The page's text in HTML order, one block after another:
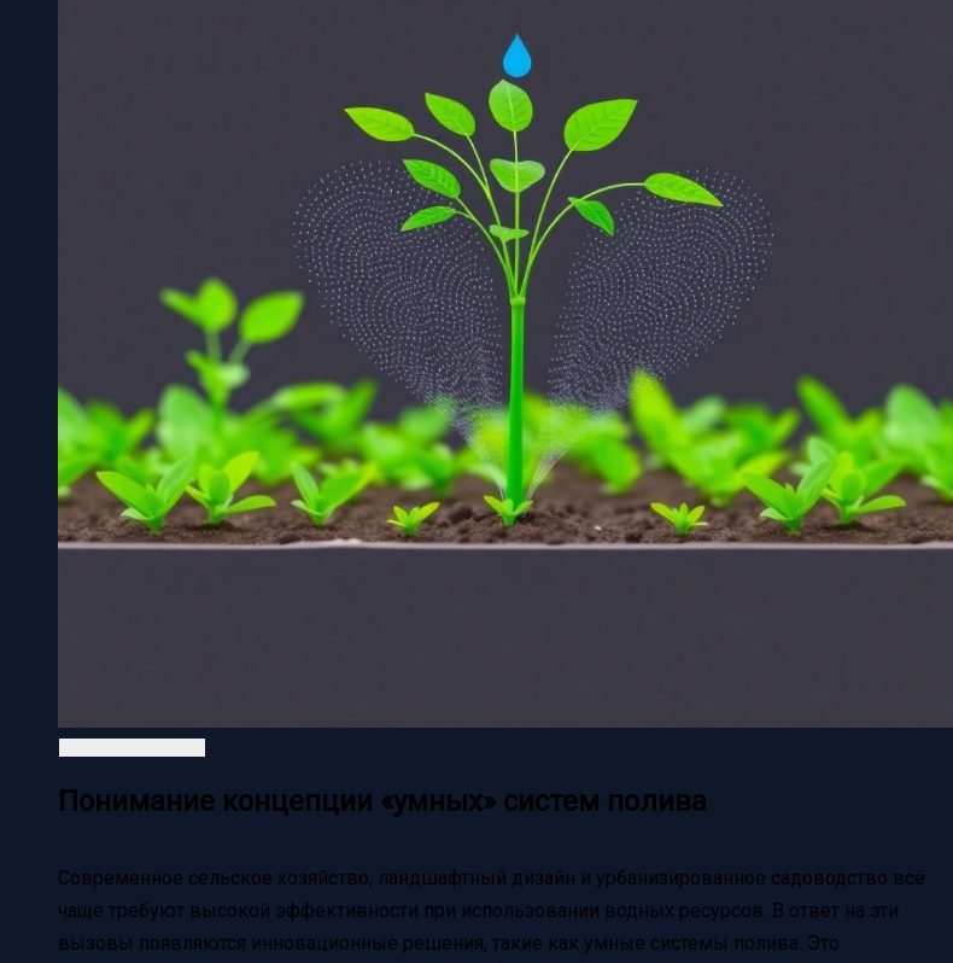
Понимание концепции «умных» систем полива
Современное сельское хозяйство, ландшафтный дизайн и урбанизированное садоводство всё
чаще требуют высокой эффективности при использовании водных ресурсов. В ответ на эти
вызовы появляются инновационные решения, такие как умные системы полива. Это